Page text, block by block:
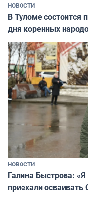
НОВОСТИ
В Туломе состоится
дня коренных
НОВОСТИ
Галина Быстрова:
приехали осваивать